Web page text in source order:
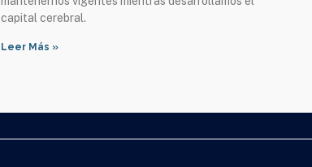
capital cerebral.
Leer Más »